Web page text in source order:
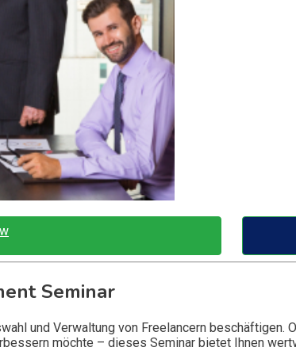
Seminar
und Verwaltung von Freelancern
möchte – dieses Seminar bietet Ihnen